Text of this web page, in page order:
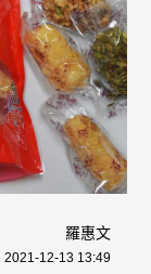
羅惠文
2021-12-13 13:49